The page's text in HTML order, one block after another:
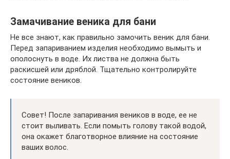
Замачивание веника для бани
Не все знают, как правильно замочить веник для бани.
Перед запариванием изделия необходимо вымыть и
ополоснуть в воде. Их листва не должна быть
раскисшей или дряблой. Тщательно контролируйте
состояние веников.
Совет! После запаривания веников в воде, ее не
стоит выливать. Если помыть голову такой водой,
она окажет благотворное влияние на состояние
ваших волос.